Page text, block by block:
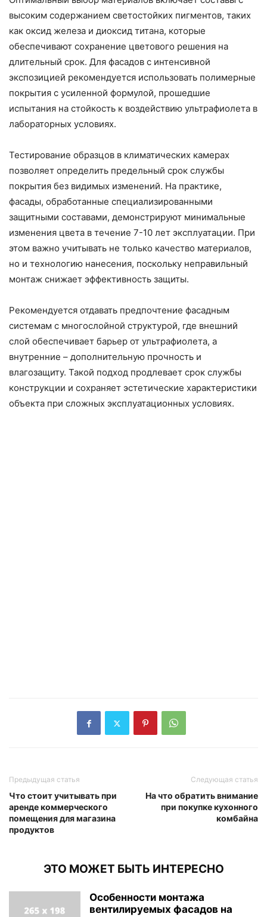
высоким содержанием светостойких пигментов, таких
как оксид железа и диоксид титана, которые
обеспечивают сохранение цветового решения на
длительный срок. Для фасадов с интенсивной
экспозицией рекомендуется использовать полимерные
покрытия с усиленной формулой, прошедшие
испытания на стойкость к воздействию ультрафиолета в
лабораторных условиях.
Тестирование образцов в климатических камерах
позволяет определить предельный срок службы
покрытия без видимых изменений. На практике,
фасады, обработанные специализированными
защитными составами, демонстрируют минимальные
изменения цвета в течение 7-10 лет эксплуатации. При
этом важно учитывать не только качество материалов,
но и технологию нанесения, поскольку неправильный
монтаж снижает эффективность защиты.
Рекомендуется отдавать предпочтение фасадным
системам с многослойной структурой, где внешний
слой обеспечивает барьер от ультрафиолета, а
внутренние – дополнительную прочность и
влагозащиту. Такой подход продлевает срок службы
конструкции и сохраняет эстетические характеристики
объекта при сложных эксплуатационных условиях.
Предыдущая статья
Что стоит учитывать при
аренде коммерческого
помещения для магазина
продуктов
Следующая статья
На что обратить внимание
при покупке кухонного
комбайна
ЭТО МОЖЕТ БЫТЬ ИНТЕРЕСНО
Особенности монтажа
вентилируемых фасадов на